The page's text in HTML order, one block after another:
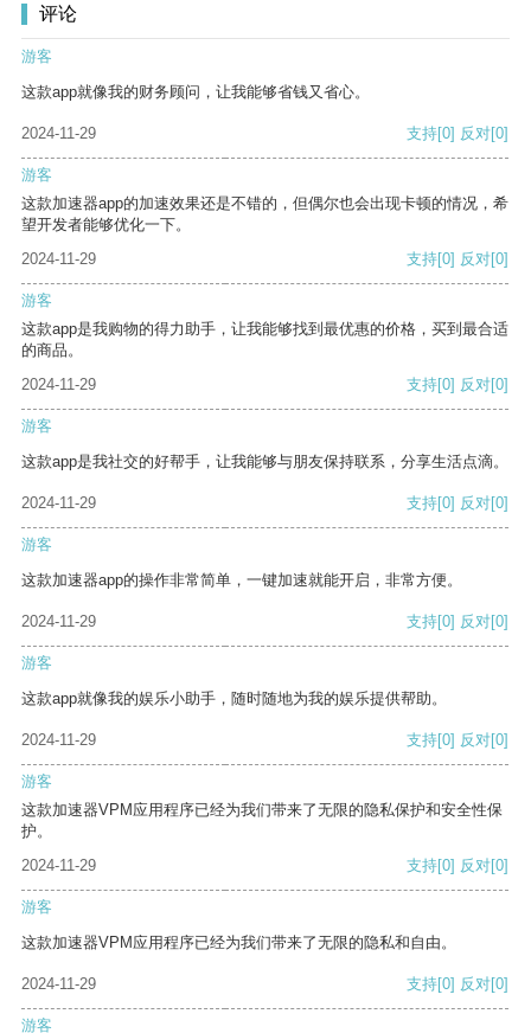
评论
游客
这款app就像我的财务顾问，让我能够省钱又省心。
2024-11-29 支持[0] 反对[0]
游客
这款加速器app的加速效果还是不错的，但偶尔也会出现卡顿的情况，希
望开发者能够优化一下。
2024-11-29
支持[0] 反对[0]
游客
这款app是我购物的得力助手，让我能够找到最优惠的价格，买到最合适
的商品。
2024-11-29
支持[0] 反对[0]
游客
这款app是我社交的好帮手，让我能够与朋友保持联系，分享生活点滴。
2024-11-29 支持[0] 反对[0]
游客
这款加速器app的操作非常简单，一键加速就能开启，非常方便。
2024-11-29 支持[0] 反对[0]
游客
这款app就像我的娱乐小助手，随时随地为我的娱乐提供帮助。
2024-11-29 支持[0] 反对[0]
游客
这款加速器VPM应用程序已经为我们带来了无限的隐私保护和安全性保
护。
2024-11-29
支持[0] 反对[0]
游客
这款加速器VPM应用程序已经为我们带来了无限的隐私和自由。
2024-11-29 支持[0] 反对[0]
游客